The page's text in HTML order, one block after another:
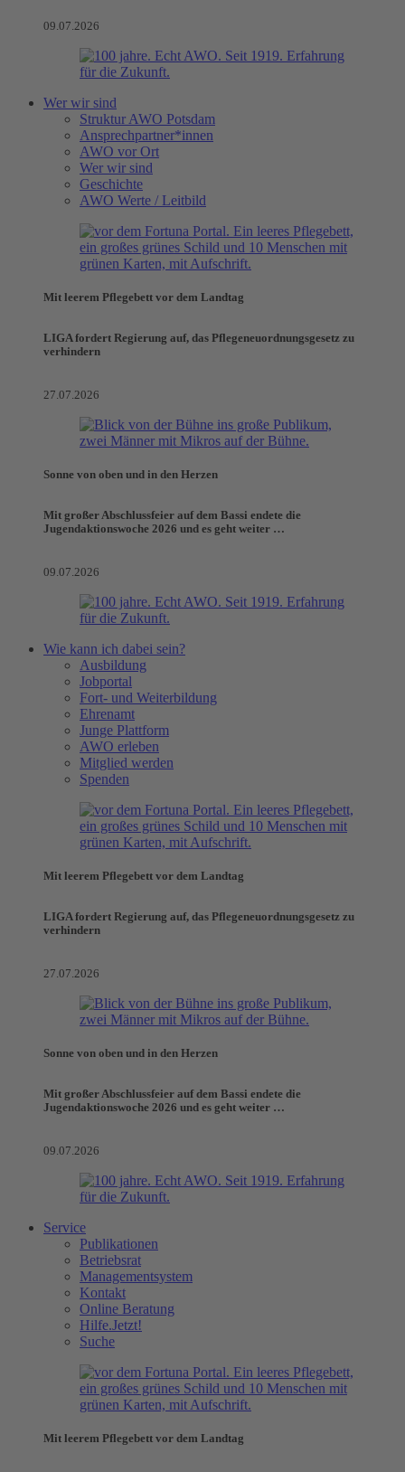
09.07.2026
Wer wir sind
Struktur AWO Potsdam
Ansprechpartner*innen
AWO vor Ort
Wer wir sind
Geschichte
AWO Werte / Leitbild
Mit leerem Pflegebett vor dem Landtag
LIGA fordert Regierung auf, das Pflegeneuordnungsgesetz zu
verhindern
27.07.2026
Sonne von oben und in den Herzen
Mit großer Abschlussfeier auf dem Bassi endete die
Jugendaktionswoche 2026 und es geht weiter …
09.07.2026
Wie kann ich dabei sein?
Ausbildung
Jobportal
Fort- und Weiterbildung
Ehrenamt
Junge Plattform
AWO erleben
Mitglied werden
Spenden
Mit leerem Pflegebett vor dem Landtag
LIGA fordert Regierung auf, das Pflegeneuordnungsgesetz zu
verhindern
27.07.2026
Sonne von oben und in den Herzen
Mit großer Abschlussfeier auf dem Bassi endete die
Jugendaktionswoche 2026 und es geht weiter …
09.07.2026
Service
Publikationen
Betriebsrat
Managementsystem
Kontakt
Online Beratung
Hilfe.Jetzt!
Suche
Mit leerem Pflegebett vor dem Landtag